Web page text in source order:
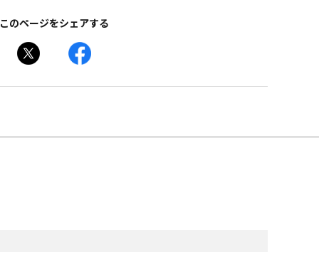
このページをシェアする